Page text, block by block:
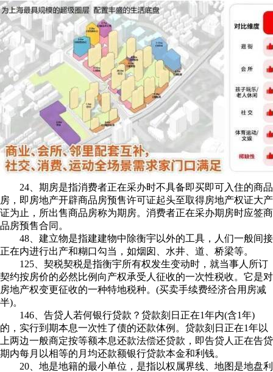
24、期房是指消费者正在采办时不具备即买即可入住的商品
房，即房地产开辟商品房预售许可证起头至取得房地产权证大产
证为止，所出售商品房称为期房。消费者正在采办期房时应签商
品房预售合同。
48、建立物是指建建物中除衡宇以外的工具，人们一般间接
正在内进行出产和糊口勾当，如烟囱、水井、道、桥梁等。
125、契税契税是指衡宇所有权发生变动时，就当事人所订
契约按房价的必然比例向产权承受人征收的一次性税收。它是对
房地产权变更征收的一种特地税种。(买卖手续费经济合用房减
半)。
146、告贷人若何银行贷款？贷款刻日正在1年内(含1年)
的，实行到期本息一次性了债的还款体例。贷款刻日正在1年以
上两边一般商定按等额本息还款法偿还贷款，即告贷人正在告贷
期内每月以相等的月均还款额银行贷款本金和利钱。
20、地是地籍的最小单位，是指以权属界线、地图是地盘利